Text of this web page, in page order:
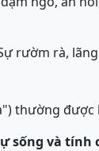
rườm rà,
thường được
sống và tính